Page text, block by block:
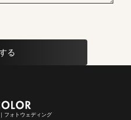
フォトウェディング